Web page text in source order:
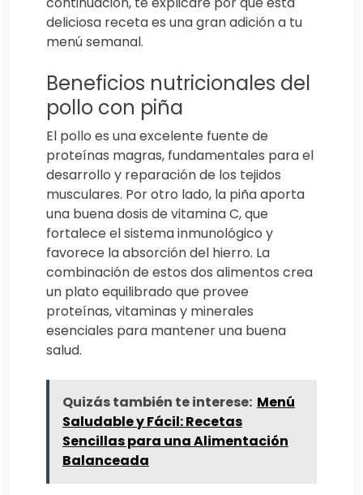
deliciosa receta es una gran adición a tu
menú semanal.
Beneficios nutricionales del
pollo con piña
El pollo es una excelente fuente de
proteínas magras, fundamentales para el
desarrollo y reparación de los tejidos
musculares. Por otro lado, la piña aporta
una buena dosis de vitamina C, que
fortalece el sistema inmunológico y
favorece la absorción del hierro. La
combinación de estos dos alimentos crea
un plato equilibrado que provee
proteínas, vitaminas y minerales
esenciales para mantener una buena
salud.
Quizás también te interese: Menú
Saludable y Fácil: Recetas
Sencillas para una Alimentación
Balanceada